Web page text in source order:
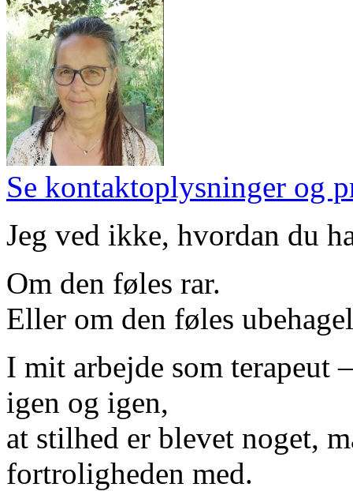
Se kontaktoplysninger og
Jeg ved ikke, hvordan du
Om den føles rar.
Eller om den føles
I mit arbejde som terapeut
igen og igen,
at stilhed er blevet noget,
fortroligheden med.